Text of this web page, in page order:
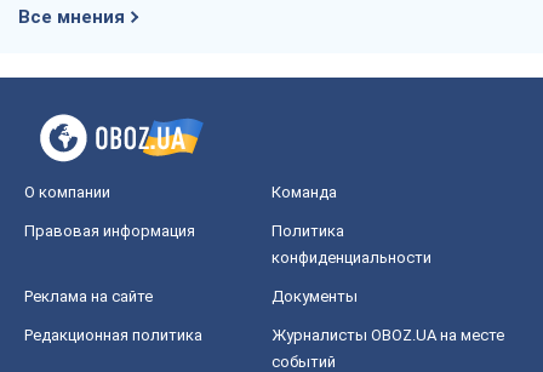
Все мнения
О компании Команда
Правовая информация
Политика
конфиденциальности
Реклама на сайте Документы
Редакционная политика
Журналисты OBOZ.UA на месте
событий